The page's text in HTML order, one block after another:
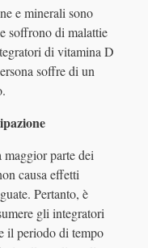
e minerali sono
soffrono di malattie
di vitamina D
soffre di un
parte dei
causa effetti
Pertanto, è
gli integratori
il periodo di tempo